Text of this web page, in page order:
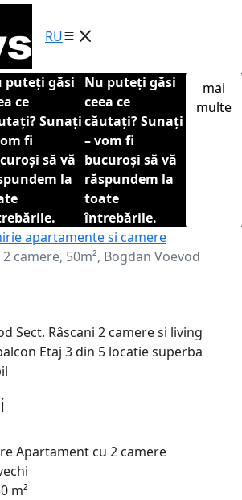
RU
puteți găsi
ce
Sunați
fi
să vă
la
Nu puteți găsi
ceea ce
căutați? Sunați
– vom fi
bucuroși să vă
răspundem la
toate
întrebările.
mai
multe
apartamente si camere
camere, 50m², Bogdan Voevod
Sect. Râscani 2 camere si living
Etaj 3 din 5 locatie superba
Apartament cu 2 camere
m²